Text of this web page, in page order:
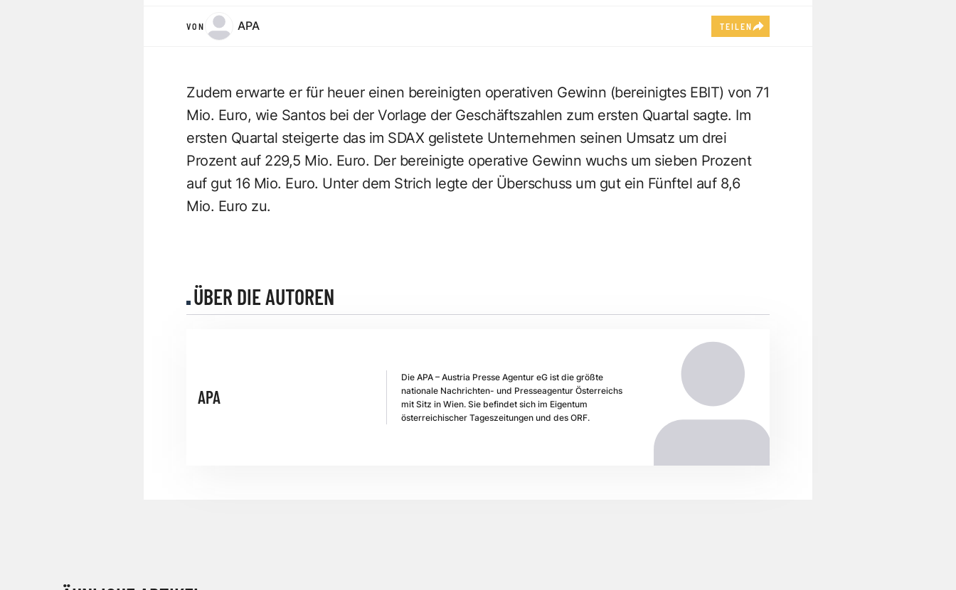
VON APA TEILEN
Zudem erwarte er für heuer einen bereinigten operativen Gewinn (bereinigtes EBIT) von 71
Mio. Euro, wie Santos bei der Vorlage der Geschäftszahlen zum ersten Quartal sagte. Im
ersten Quartal steigerte das im SDAX gelistete Unternehmen seinen Umsatz um drei
Prozent auf 229,5 Mio. Euro. Der bereinigte operative Gewinn wuchs um sieben Prozent
auf gut 16 Mio. Euro. Unter dem Strich legte der Überschuss um gut ein Fünftel auf 8,6
Mio. Euro zu.
ÜBER DIE AUTOREN
APA
Die APA – Austria Presse Agentur eG ist die größte
nationale Nachrichten- und Presseagentur Österreichs
mit Sitz in Wien. Sie befindet sich im Eigentum
österreichischer Tageszeitungen und des ORF.